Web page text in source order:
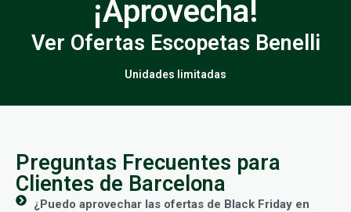
¡Aprovecha!
Ver Ofertas Escopetas Benelli
Unidades limitadas
Preguntas Frecuentes para
Clientes de Barcelona
¿Puedo aprovechar las ofertas de Black Friday en